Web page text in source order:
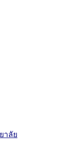
าลัย